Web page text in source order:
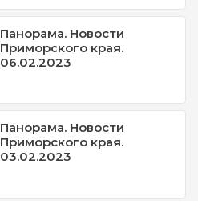
Панорама. Новости
Приморского края.
06.02.2023
Панорама. Новости
Приморского края.
03.02.2023